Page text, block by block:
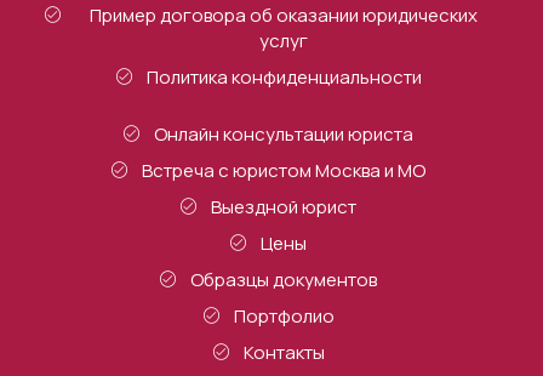
Пример договора об оказании юридических
услуг
Политика конфиденциальности
Онлайн консультации юриста
Встреча с юристом Москва и МО
Выездной юрист
Цены
Образцы документов
Портфолио
Контакты